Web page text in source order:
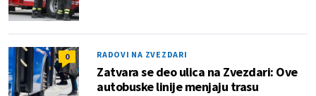
0 RADOVI NA ZVEZDARI
Zatvara se deo ulica na Zvezdari: Ove
autobuske linije menjaju trasu